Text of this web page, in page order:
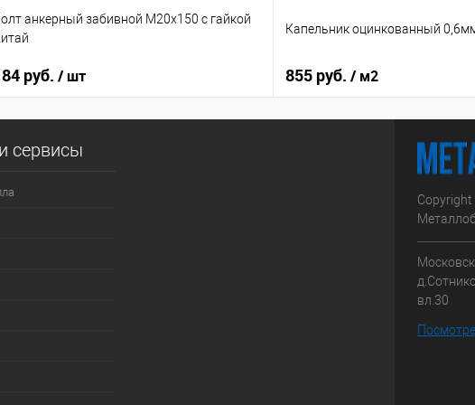
анкерный забивной М20х150 с гайкой
руб. / шт
Капельник оцинкованный
855 руб. / м2
сервисы
вл.30